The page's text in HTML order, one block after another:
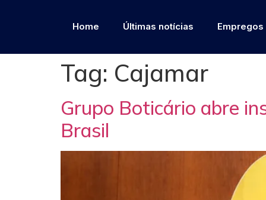
Home Últimas notícias Empregos
Tag: Cajamar
Grupo Boticário abre
Brasil